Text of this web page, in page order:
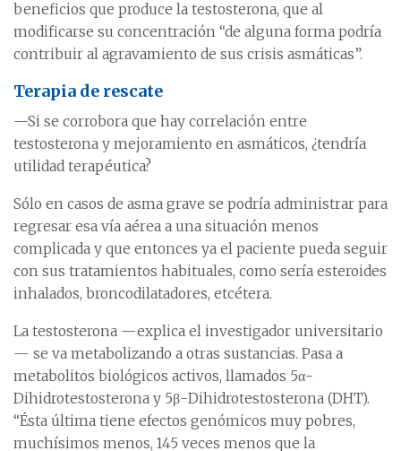
beneficios que produce la testosterona, que al
modificarse su concentración “de alguna forma podría
contribuir al agravamiento de sus crisis asmáticas”.
Terapia de rescate
—Si se corrobora que hay correlación entre
testosterona y mejoramiento en asmáticos, ¿tendría
utilidad terapéutica?
Sólo en casos de asma grave se podría administrar para
regresar esa vía aérea a una situación menos
complicada y que entonces ya el paciente pueda seguir
con sus tratamientos habituales, como sería esteroides
inhalados, broncodilatadores, etcétera.
La testosterona —explica el investigador universitario
— se va metabolizando a otras sustancias. Pasa a
metabolitos biológicos activos, llamados 5α-
Dihidrotestosterona y 5β-Dihidrotestosterona (DHT).
“Ésta última tiene efectos genómicos muy pobres,
muchísimos menos, 145 veces menos que la